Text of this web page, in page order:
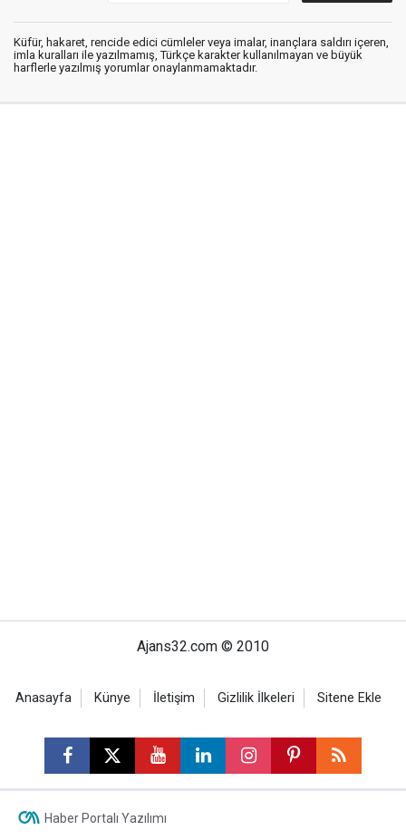
Küfür, hakaret, rencide edici cümleler veya imalar, inançlara saldırı içeren,
imla kuralları ile yazılmamış, Türkçe karakter kullanılmayan ve büyük
harflerle yazılmış yorumlar onaylanmamaktadır.
Ajans32.com © 2010
Anasayfa Künye İletişim Gizlilik İlkeleri Sitene Ekle
Haber Portalı Yazılımı